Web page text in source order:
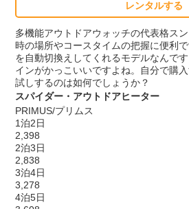
レンタルする
多機能アウトドアウォッチの代表格ス
時の場所やコースタイムの把握に便利
を自動切換えしてくれるモデルなんで
インがかっこいいですよね。自分で購
試しするのは如何でしょうか？
スパイダー・アウトドアヒーター
PRIMUS/プリムス
1泊2日
2,398
2泊3日
2,838
3泊4日
3,278
4泊5日